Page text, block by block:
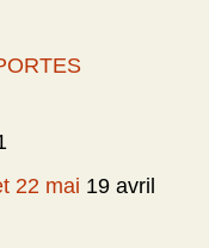
22 mai 19 avril